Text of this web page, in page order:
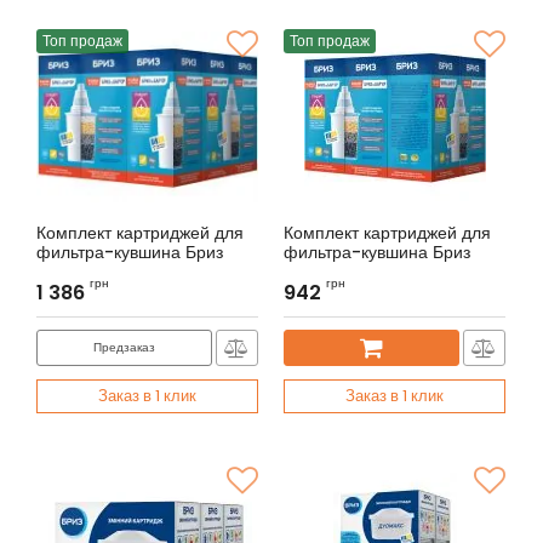
Топ продаж
Комплект картриджей для
фильтра-кувшина Бриз
(5шт.)
Артикул:BRK0
1 386 грн
Предзаказ
Заказ в 1 клик
Топ продаж
Комплект картриджей для
фильтра-кувшина Бриз
(6шт.)
Артикул:BRK0
942 грн
Заказ в 1 клик